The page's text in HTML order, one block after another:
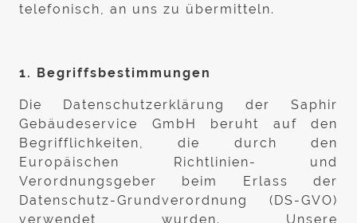
telefonisch, an uns zu übermitteln.
1. Begriffsbestimmungen
Die Datenschutzerklärung der Saphir
Gebäudeservice GmbH beruht auf den
Begrifflichkeiten, die durch den
Europäischen Richtlinien- und
Verordnungsgeber beim Erlass der
Datenschutz-Grundverordnung (DS-GVO)
verwendet wurden. Unsere